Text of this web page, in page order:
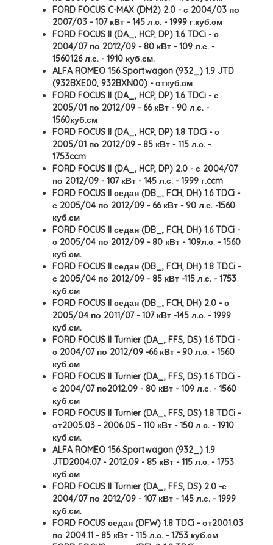
FORD FOCUS C-MAX (DM2) 2.0 - с 2004/03 по
2007/03 - 107 кВт - 145 л.с. - 1999 г.куб.см
FORD FOCUS II (DA_, HCP, DP) 1.6 TDCi - с
2004/07 по 2012/09 - 80 кВт - 109 л.с. -
1560126 л.с. - 1910 куб.см.
ALFA ROMEO 156 Sportwagon (932_) 1.9 JTD
(932BXE00, 932BXN00) - откуб.см
FORD FOCUS II (DA_, HCP, DP) 1.6 TDCi - с
2005/01 по 2012/09 - 66 кВт - 90 л.с. -
1560куб.см
FORD FOCUS II (DA_, HCP, DP) 1.8 TDCi - с
2005/01 по 2012/09 - 85 кВт - 115 л.с. -
1753ccm
FORD FOCUS II (DA_, HCP, DP) 2.0 - с 2004/07
по 2012/09 - 107 кВт - 145 л.с. - 1999 г.ccm
FORD FOCUS II седан (DB_, FCH, DH) 1.6 TDCi -
с 2005/04 по 2012/09 - 66 кВт - 90 л.с. -1560
куб.см
FORD FOCUS II седан (DB_, FCH, DH) 1.6 TDCi -
с 2005/04 по 2012/09 - 80 кВт - 109л.с. - 1560
куб.см.
FORD FOCUS II седан (DB_, FCH, DH) 1.8 TDCi -
с 2005/04 по 2012/09 - 85 кВт -115 л.с. - 1753
куб.см
FORD FOCUS II седан (DB_, FCH, DH) 2.0 - с
2005/04 по 2011/07 - 107 кВт -145 л.с. - 1999
куб.см.
FORD FOCUS II Turnier (DA_, FFS, DS) 1.6 TDCi -
с 2004/07 по 2012/09 -66 кВт - 90 л.с. - 1560
куб.см
FORD FOCUS II Turnier (DA_, FFS, DS) 1.6 TDCi -
с 2004/07 по2012.09 - 80 кВт - 109 л.с. - 1560
куб.см
FORD FOCUS II Turnier (DA_, FFS, DS) 1.8 TDCi -
от2005.03 - 2006.05 - 110 кВт - 150 л.с. - 1910
куб.см.
ALFA ROMEO 156 Sportwagon (932_) 1.9
JTD2004.07 - 2012.09 - 85 кВт - 115 л.с. - 1753
куб.см
FORD FOCUS II Turnier (DA_, FFS, DS) 2.0 -с
2004/07 по 2012/09 - 107 кВт - 145 л.с. - 1999
куб.см.
FORD FOCUS седан (DFW) 1.8 TDCi - от2001.03
по 2004.11 - 85 кВт - 115 л.с. - 1753 куб.см